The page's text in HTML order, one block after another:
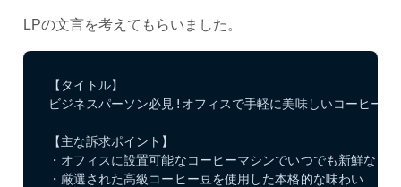
LPの文言を考えてもらいました。
【タイトル】
ビジネスパーソン必見!オフィスで手軽に美味しいコーヒーを
【主な訴求ポイント】
・オフィスに設置可能なコーヒーマシンでいつでも新鮮なコ
・厳選された高級コーヒー豆を使用した本格的な味わい